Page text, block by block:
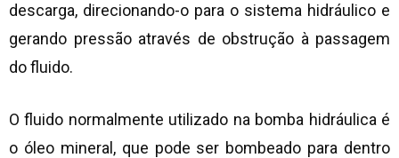
descarga, direcionando-o para o sistema hidráulico e
gerando pressão através de obstrução à passagem
do fluido.
O fluido normalmente utilizado na bomba hidráulica é
o óleo mineral, que pode ser bombeado para dentro